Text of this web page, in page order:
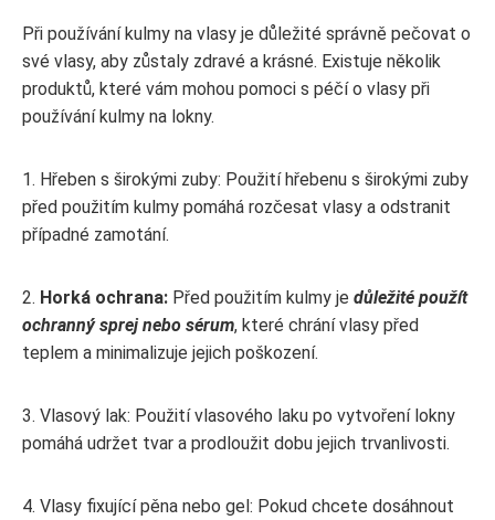
Při používání kulmy na vlasy je důležité správně pečovat o
své vlasy, aby zůstaly zdravé a krásné. Existuje několik
produktů, které vám mohou pomoci s péčí o vlasy při
používání kulmy na lokny.
1. Hřeben s širokými zuby: Použití hřebenu s širokými zuby
před použitím kulmy pomáhá rozčesat vlasy a odstranit
případné zamotání.
2. Horká ochrana: Před použitím kulmy je důležité použít
ochranný sprej nebo sérum, které chrání vlasy před
teplem a minimalizuje jejich poškození.
3. Vlasový lak: Použití vlasového laku po vytvoření lokny
pomáhá udržet tvar a prodloužit dobu jejich trvanlivosti.
4. Vlasy fixující pěna nebo gel: Pokud chcete dosáhnout